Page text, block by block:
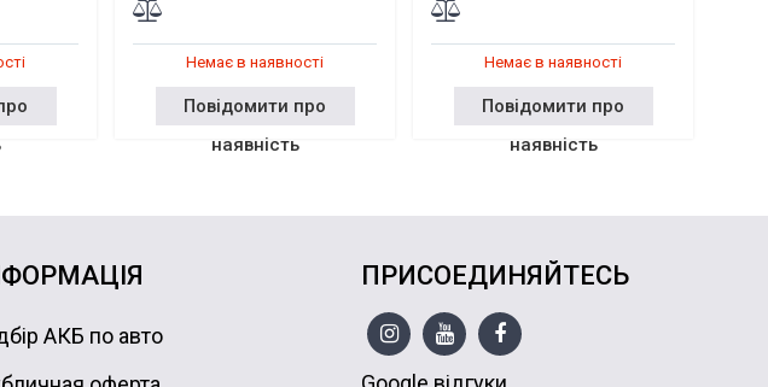
Немає в наявності
Повідомити про
наявність
Немає в наявності
Повідомити про
наявність
АКБ по авто
ПРИСОЕДИНЯЙТЕСЬ